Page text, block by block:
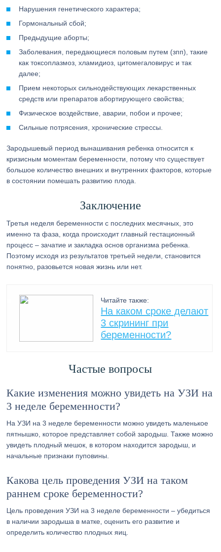
Нарушения генетического характера;
Гормональный сбой;
Предыдущие аборты;
Заболевания, передающиеся половым путем (зпп), такие
как токсоплазмоз, хламидиоз, цитомегаловирус и так
далее;
Прием некоторых сильнодействующих лекарственных
средств или препаратов абортирующего свойства;
Физическое воздействие, аварии, побои и прочее;
Сильные потрясения, хронические стрессы.
Зародышевый период вынашивания ребенка относится к
кризисным моментам беременности, потому что существует
большое количество внешних и внутренних факторов, которые
в состоянии помешать развитию плода.
Заключение
Третья неделя беременности с последних месячных, это
именно та фаза, когда происходит главный гестационный
процесс – зачатие и закладка основ организма ребенка.
Поэтому исходя из результатов третьей недели, становится
понятно, разовьется новая жизнь или нет.
Читайте также:
На каком сроке делают
3 скрининг при
беременности?
Частые вопросы
Какие изменения можно увидеть на УЗИ на
3 неделе беременности?
На УЗИ на 3 неделе беременности можно увидеть маленькое
пятнышко, которое представляет собой зародыш. Также можно
увидеть плодный мешок, в котором находится зародыш, и
начальные признаки пуповины.
Какова цель проведения УЗИ на таком
раннем сроке беременности?
Цель проведения УЗИ на 3 неделе беременности – убедиться
в наличии зародыша в матке, оценить его развитие и
определить количество плодных яиц.